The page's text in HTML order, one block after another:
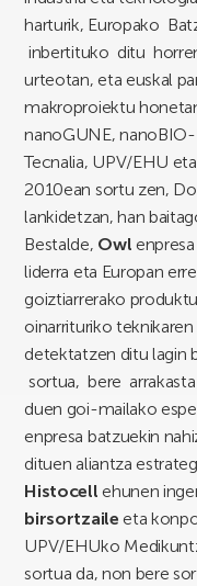
harturik, Europako
inbertituko ditu
urteotan, eta euskal
makroproiektu
nanoGUNE,
Tecnalia, UPV/EHU
2010ean sortu zen,
lankidetzan, han
Bestalde, Owl enpresa
liderra eta Europan
goiztiarrerako
oinarrituriko
detektatzen ditu lagin
sortua, bere
duen goi-mailako
enpresa batzuekin
dituen aliantza
Histocell ehunen
birsortzaile eta
UPV/EHUko
sortua da, non bere